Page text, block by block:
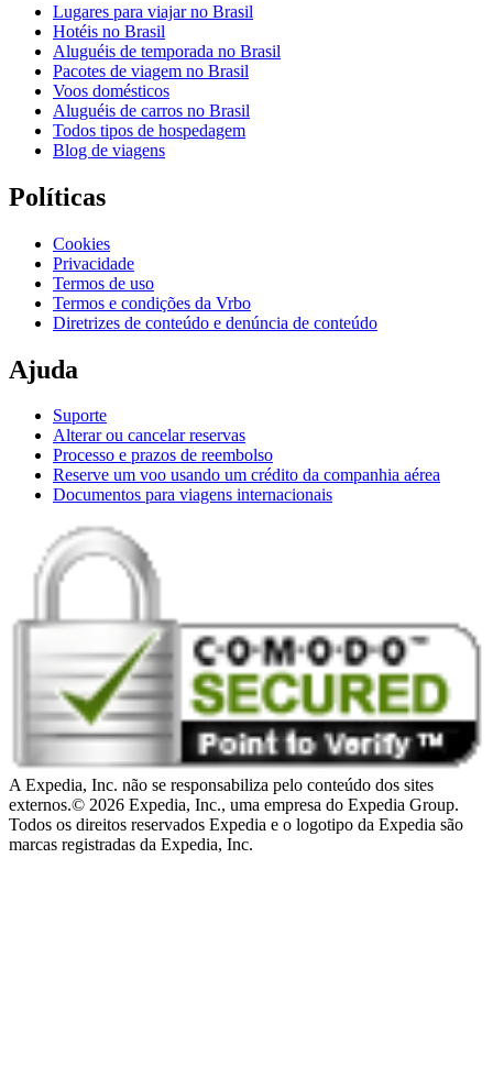
Lugares para viajar no Brasil
Hotéis no Brasil
Aluguéis de temporada no Brasil
Pacotes de viagem no Brasil
Voos domésticos
Aluguéis de carros no Brasil
Todos tipos de hospedagem
Blog de viagens
Políticas
Cookies
Privacidade
Termos de uso
Termos e condições da Vrbo
Diretrizes de conteúdo e denúncia de conteúdo
Ajuda
Suporte
Alterar ou cancelar reservas
Processo e prazos de reembolso
Reserve um voo usando um crédito da companhia aérea
Documentos para viagens internacionais
A Expedia, Inc. não se responsabiliza pelo conteúdo dos sites
externos.© 2026 Expedia, Inc., uma empresa do Expedia Group.
Todos os direitos reservados Expedia e o logotipo da Expedia são
marcas registradas da Expedia, Inc.